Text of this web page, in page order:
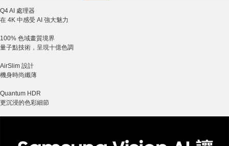
Q4 AI 處理器
在 4K 中感受 AI 強大魅力
100% 色域畫質境界
量子點技術，呈現十億色調
AirSlim 設計
機身時尚纖薄
Quantum HDR
更沉浸的色彩細節